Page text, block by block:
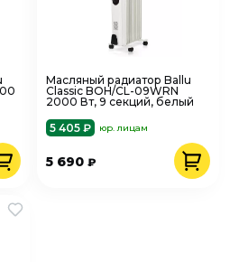
Масляный радиатор Ballu
Classic BOH/CL-09WRN
2000 Вт, 9 секций, белый
5 405 ₽
юр. лицам
5 690₽